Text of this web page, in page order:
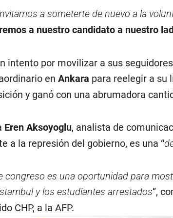
a someterte de nuevo a la
a nuestro candidato a nuestro
intento por movilizar a sus
en Ankara para reelegir a su
y ganó con una abrumadora
Eren Aksoyoglu, analista de
a la represión del gobierno, es una “
congreso es una oportunidad para
y los estudiantes arrestados”,
CHP, a la AFP.